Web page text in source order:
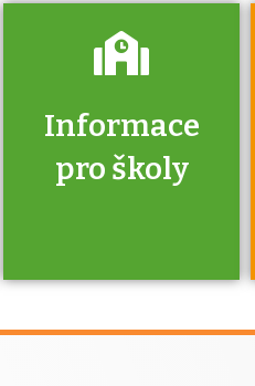
Informace
pro školy
Víte, že jako škola